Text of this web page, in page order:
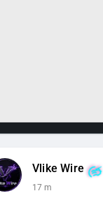
Vlike Wire
17 m